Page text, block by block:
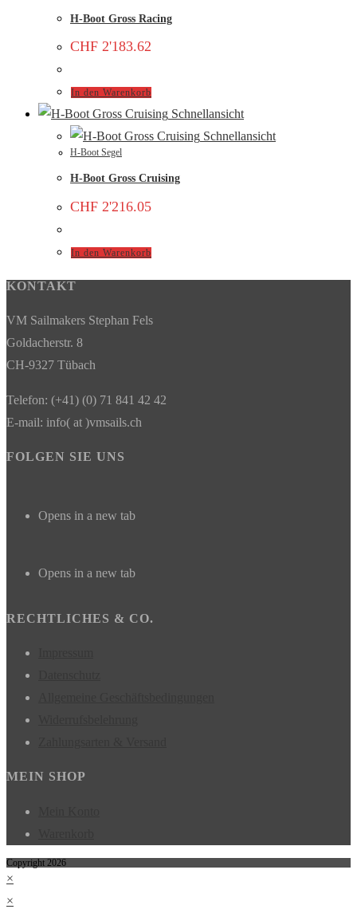
H-Boot Gross Racing
CHF 2'183.62
In den Warenkorb
Schnellansicht
Schnellansicht
H-Boot Segel
H-Boot Gross Cruising
CHF 2'216.05
In den Warenkorb
KONTAKT
VM Sailmakers Stephan Fels
Goldacherstr. 8
CH-9327 Tübach
Telefon: (+41) (0) 71 841 42 42
E-mail: info( at )vmsails.ch
FOLGEN SIE UNS
Opens in a new tab
Opens in a new tab
RECHTLICHES & CO.
MEIN SHOP
Copyright 2026
×
×